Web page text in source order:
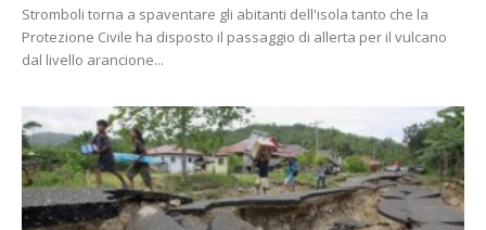
Stromboli torna a spaventare gli abitanti dell'isola tanto che la
Protezione Civile ha disposto il passaggio di allerta per il vulcano
dal livello arancione...